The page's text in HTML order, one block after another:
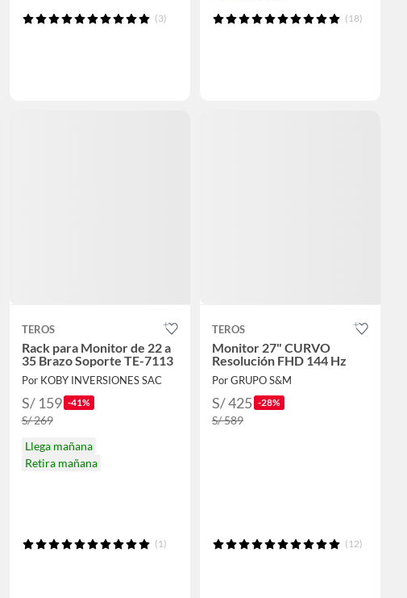
(3) (18)
TEROS
Rack para Monitor de 22 a
35 Brazo Soporte TE-7113
Por KOBY INVERSIONES SAC
S/ 159 -41%
S/ 269
Llega mañana
Retira mañana
(1)
TEROS
Monitor 27" CURVO
Resolución FHD 144 Hz
Por GRUPO S&M
S/ 425 -28%
S/ 589
(12)